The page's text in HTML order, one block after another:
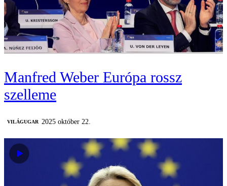
Manfred Weber Európa rossz
szelleme
VILÁGUGAR 2025 október 22.